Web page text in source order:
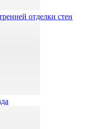
отделки стен